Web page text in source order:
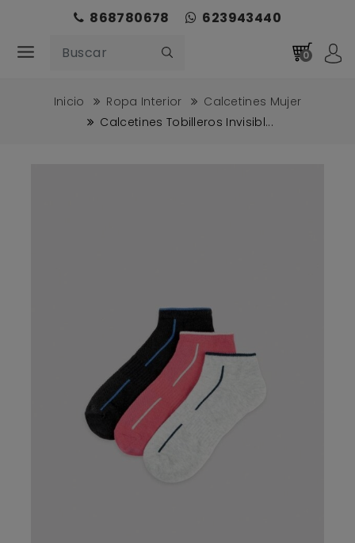
868780678 623943440
0
Inicio Ropa Interior
Calcetines Mujer
Calcetines Tobilleros Invisibl...